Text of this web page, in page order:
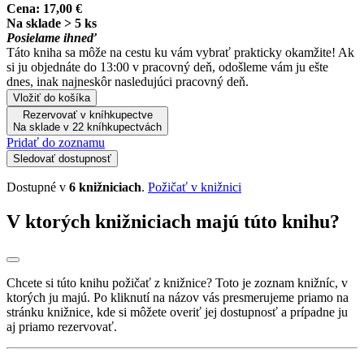
Cena: 17,00 €
Na sklade > 5 ks
Posielame ihneď
Táto kniha sa môže na cestu ku vám vybrať prakticky okamžite! Ak
si ju objednáte do 13:00 v pracovný deň, odošleme vám ju ešte
dnes, inak najneskôr nasledujúci pracovný deň.
Vložiť do košíka
Rezervovať v kníhkupectve
Na sklade v 22 kníhkupectvách
Pridať do zoznamu
Sledovať dostupnosť
Dostupné v 6 knižniciach. Požičať v knižnici
V ktorých knižniciach majú túto knihu?
Chcete si túto knihu požičať z knižnice? Toto je zoznam knižníc, v
ktorých ju majú. Po kliknutí na názov vás presmerujeme priamo na
stránku knižnice, kde si môžete overiť jej dostupnosť a prípadne ju
aj priamo rezervovať.